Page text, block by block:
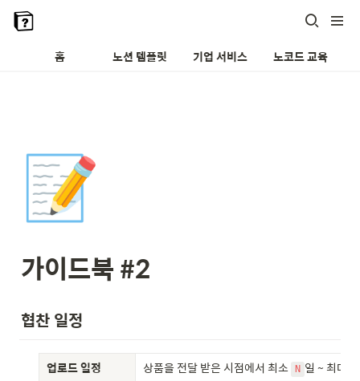
홈 노션 템플릿 기업 서비스 노코드 교육
📝
가이드북 #2
협찬 일정
업로드 일정 상품을 전달 받은 시점에서 최소 N 일 ~ 최대